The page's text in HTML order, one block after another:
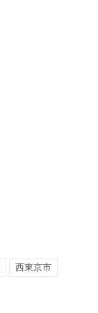
西東京市